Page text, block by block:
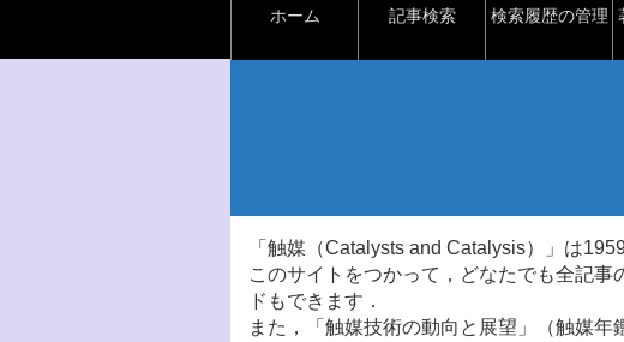
ホーム 記事検索 検索履歴の管理
「触媒（Catalysts and Catalysis）」は
このサイトをつかって，どなたでも全記
ドもできます．
また，「触媒技術の動向と展望」（触媒